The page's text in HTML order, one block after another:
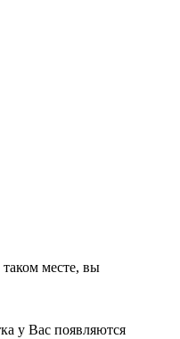
месте, вы
у Вас появляются